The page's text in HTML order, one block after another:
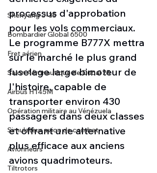
Shenyang J-35
Bombardier Global 6500
Fret aérien
Salon Aéronautique de Dubaï 25
Airbus H145M
Opération militaire au Vénézuela
Simulateur avion de combat
Avionneurs
Tiltrotors
processus d'approbation
pour les vols commerciaux.
Le programme B777X mettra
sur le marché le plus grand
fuselage large bimoteur de
l'histoire, capable de
transporter environ 430
passagers dans deux classes
et offrant une alternative
plus efficace aux anciens
avions quadrimoteurs.